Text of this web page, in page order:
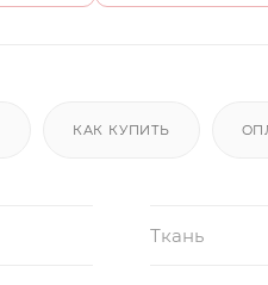
КАК КУПИТЬ
Ткань